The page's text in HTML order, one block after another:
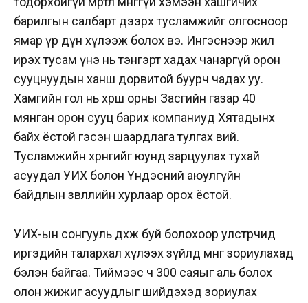
барилгын салбарт дээрх тусламжийг олгосноор
ямар үр дүн хүлээж болох вэ. Ингэснээр жил
ирэх тусам үнэ нь тэнгэрт хадах чанаргүй орон
сууцнуудын ханш дорвитой буурч чадах уу.
Хамгийн гол нь хөрш орны Засгийн газар 40
мянган орон сууц барих компаниуд Хятадынх
байх ёстой гэсэн шаардлага тулгах вий.
Тусламжийн хөрөнгийг юунд зарцуулах тухай
асуудал УИХ болон Үндэсний аюулгүйн
байдлын зөвлөлийн хурлаар орох ёстой.
УИХ-ын сонгууль дөхөж буй болохоор улстөрчид
иргэдийн талархал хүлээх зүйлд мөнгө зориулахад
бэлэн байгаа. Тиймээс ч 300 саяыг аль болох
олон жижиг асуудлыг шийдэхэд зориулах